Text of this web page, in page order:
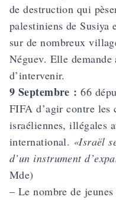
de destruction qui
palestiniens de
sur de nombreux
Néguev. Elle
d’intervenir.
9 Septembre :66
FIFA d’agir contre les
israéliennes, illégales
international. «Israël
d’un instrument
Mde)
– Le nombre de